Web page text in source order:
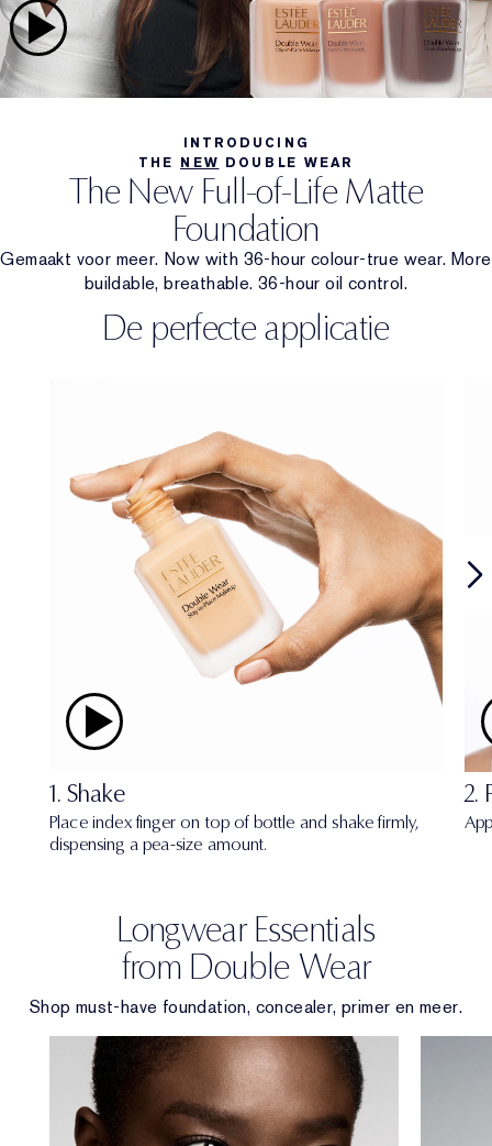
INTRODUCING
THE NEW DOUBLE WEAR
The New Full-of-Life Matte
Foundation
Gemaakt voor meer. Now with 36-hour colour-true wear. More
buildable, breathable. 36-hour oil control.
De perfecte applicatie
1. Shake
Place index finger on top of bottle and shake firmly,
dispensing a pea-size amount.
2.
Longwear Essentials
from Double Wear
Shop must-have foundation, concealer, primer en meer.